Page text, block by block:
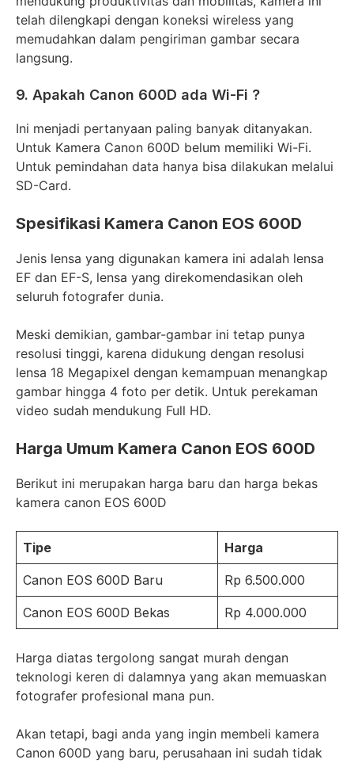
telah dilengkapi dengan koneksi wireless yang
memudahkan dalam pengiriman gambar secara
langsung.
9. Apakah Canon 600D ada Wi-Fi ?
Ini menjadi pertanyaan paling banyak ditanyakan.
Untuk Kamera Canon 600D belum memiliki Wi-Fi.
Untuk pemindahan data hanya bisa dilakukan melalui
SD-Card.
Spesifikasi Kamera Canon EOS 600D
Jenis lensa yang digunakan kamera ini adalah lensa
EF dan EF-S, lensa yang direkomendasikan oleh
seluruh fotografer dunia.
Meski demikian, gambar-gambar ini tetap punya
resolusi tinggi, karena didukung dengan resolusi
lensa 18 Megapixel dengan kemampuan menangkap
gambar hingga 4 foto per detik. Untuk perekaman
video sudah mendukung Full HD.
Harga Umum Kamera Canon EOS 600D
Berikut ini merupakan harga baru dan harga bekas
kamera canon EOS 600D
Tipe Harga
Canon EOS 600D Baru Rp 6.500.000
Canon EOS 600D Bekas Rp 4.000.000
Harga diatas tergolong sangat murah dengan
teknologi keren di dalamnya yang akan memuaskan
fotografer profesional mana pun.
Akan tetapi, bagi anda yang ingin membeli kamera
Canon 600D yang baru, perusahaan ini sudah tidak